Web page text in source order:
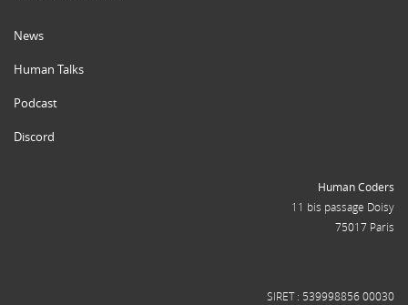
News
Human Talks
Podcast
Discord
Human Coders
11 bis passage Doisy
75017 Paris
SIRET : 539998856 00030